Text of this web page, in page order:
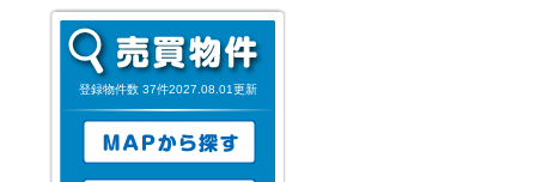
登録物件数 37件2027.08.01更新